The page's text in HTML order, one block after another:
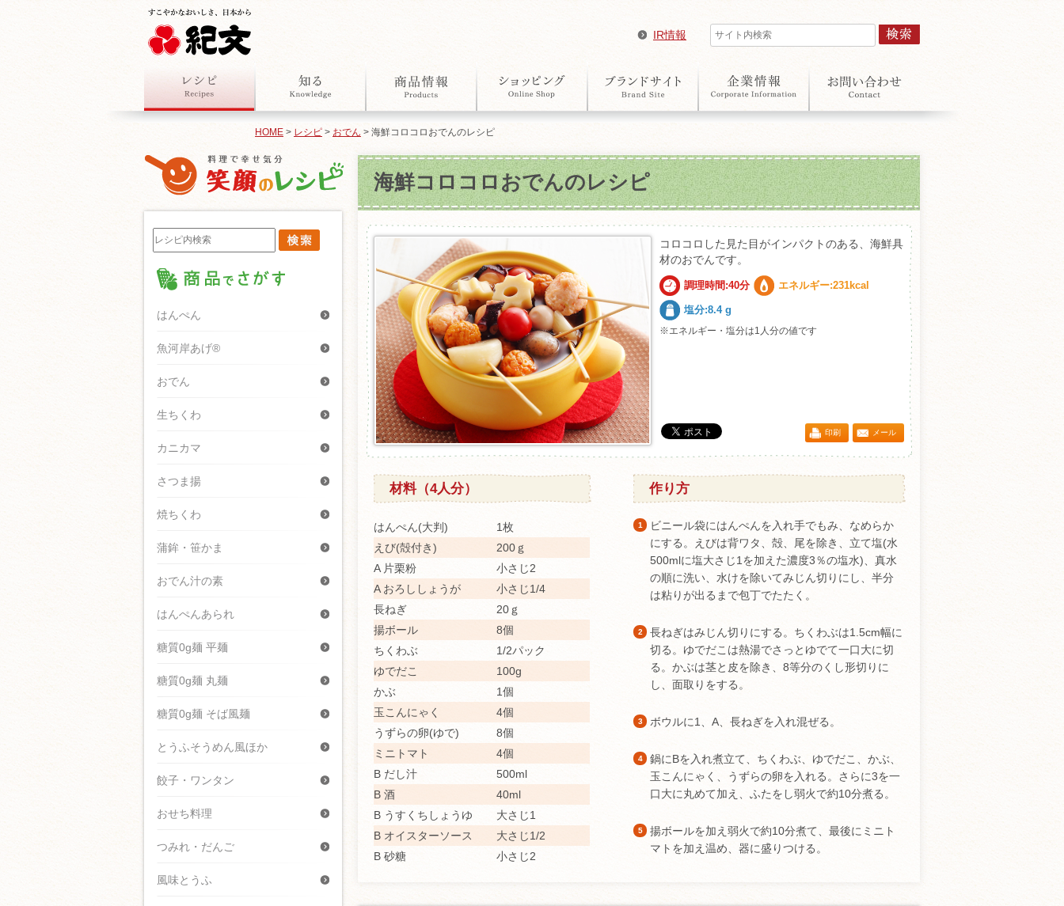
IR情報
HOME > レシピ > おでん > 海鮮コロコロおでんのレシピ
海鮮コロコロおでんのレシピ
コロコロした見た目がインパクトのある、海鮮具
材のおでんです。
調理時間:40分 エネルギー:231kcal
塩分:8.4 g
※エネルギー・塩分は1人分の値です
印刷 メール
材料（4人分）
はんぺん(大判)
1枚
えび(殻付き)
200ｇ
A 片栗粉
小さじ2
A おろししょうが
小さじ1/4
長ねぎ
20ｇ
揚ボール
8個
ちくわぶ
1/2パック
ゆでだこ
100g
かぶ
1個
玉こんにゃく
4個
うずらの卵(ゆで)
8個
ミニトマト
4個
B だし汁
500ml
B 酒
40ml
B うすくちしょうゆ
大さじ1
B オイスターソース
大さじ1/2
B 砂糖
小さじ2
作り方
1
ビニール袋にはんぺんを入れ手でもみ、なめらか
にする。えびは背ワタ、殻、尾を除き、立て塩(水
500mlに塩大さじ1を加えた濃度3％の塩水)、真水
の順に洗い、水けを除いてみじん切りにし、半分
は粘りが出るまで包丁でたたく。
2
長ねぎはみじん切りにする。ちくわぶは1.5cm幅に
切る。ゆでだこは熱湯でさっとゆでて一口大に切
る。かぶは茎と皮を除き、8等分のくし形切りに
し、面取りをする。
3 ボウルに1、A、長ねぎを入れ混ぜる。
4
鍋にBを入れ煮立て、ちくわぶ、ゆでだこ、かぶ、
玉こんにゃく、うずらの卵を入れる。さらに3を一
口大に丸めて加え、ふたをし弱火で約10分煮る。
5
揚ボールを加え弱火で約10分煮て、最後にミニト
マトを加え温め、器に盛りつける。
はんぺん
魚河岸あげ®
おでん
生ちくわ
カニカマ
さつま揚
焼ちくわ
蒲鉾・笹かま
おでん汁の素
はんぺんあられ
糖質0g麺 平麺
糖質0g麺 丸麺
糖質0g麺 そば風麺
とうふそうめん風ほか
餃子・ワンタン
おせち料理
つみれ・だんご
風味とうふ